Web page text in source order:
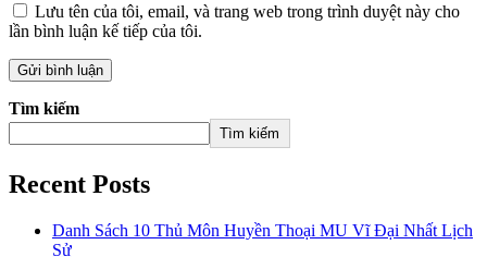
Lưu tên của tôi, email, và trang web trong trình duyệt này cho
lần bình luận kế tiếp của tôi.
Tìm kiếm
Tìm kiếm
Recent Posts
Danh Sách 10 Thủ Môn Huyền Thoại MU Vĩ Đại Nhất Lịch
Sử